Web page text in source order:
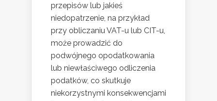
przepisów lub jakieś
niedopatrzenie, na przykład
przy obliczaniu VAT-u lub CIT-u,
może prowadzić do
podwójnego opodatkowania
lub niewłaściwego odliczenia
podatków, co skutkuje
niekorzystnymi konsekwencjami